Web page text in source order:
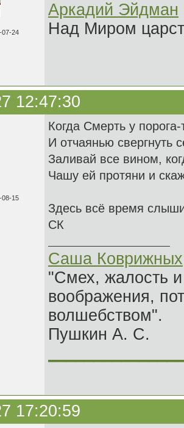
07-24
Аркадий Эйдман
Над Миром
12:47:30
08-15
Когда Смерть у
И отчаянью свергнуть
Заливай все вином,
Чашу ей протяни и
Здесь всё время
СК
Саша Коврижных
"Смех, жалость
воображения,
волшебством".
Пушкин А. С.
17:20:59